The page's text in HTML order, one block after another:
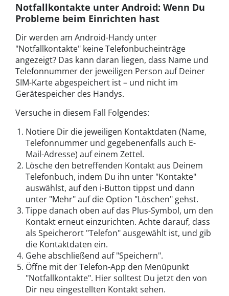
Notfallkontakte unter Android: Wenn Du
Probleme beim Einrichten hast
Dir werden am Android-Handy unter
"Notfallkontakte" keine Telefonbucheinträge
angezeigt? Das kann daran liegen, dass Name und
Telefonnummer der jeweiligen Person auf Deiner
SIM-Karte abgespeichert ist – und nicht im
Gerätespeicher des Handys.
Versuche in diesem Fall Folgendes:
Notiere Dir die jeweiligen Kontaktdaten (Name,
Telefonnummer und gegebenenfalls auch E-
Mail-Adresse) auf einem Zettel.
Lösche den betreffenden Kontakt aus Deinem
Telefonbuch, indem Du ihn unter "Kontakte"
auswählst, auf den i-Button tippst und dann
unter "Mehr" auf die Option "Löschen" gehst.
Tippe danach oben auf das Plus-Symbol, um den
Kontakt erneut einzurichten. Achte darauf, dass
als Speicherort "Telefon" ausgewählt ist, und gib
die Kontaktdaten ein.
Gehe abschließend auf "Speichern".
Öffne mit der Telefon-App den Menüpunkt
"Notfallkontakte". Hier solltest Du jetzt den von
Dir neu eingestellten Kontakt sehen.